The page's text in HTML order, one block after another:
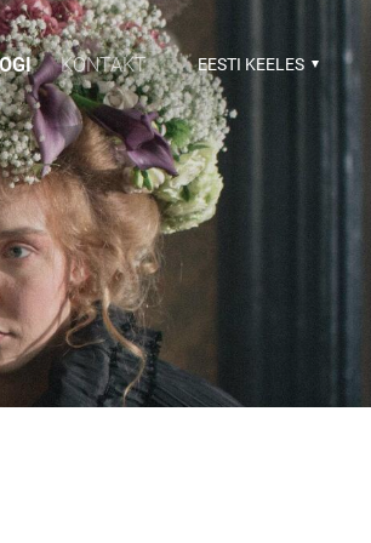
KONTAKT EESTI KEELES